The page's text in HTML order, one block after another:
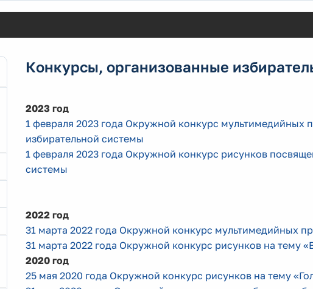
Конкурсы, организованные
2023 год
1 февраля 2023 года Окружной конкурс мультимедийных
избирательной системы
1 февраля 2023 года Окружной конкурс рисунков
системы
2022 год
31 марта 2022 года Окружной конкурс мультимедийных
31 марта 2022 года Окружной конкурс рисунков на тему
2020 год
25 мая 2020 года Окружной конкурс рисунков на тему